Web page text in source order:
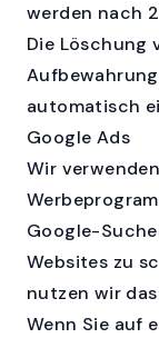
werden nach
Die Löschung
automatisch
Google Ads
Wir
Google-
Websites zu
nutzen wir
Wenn Sie auf